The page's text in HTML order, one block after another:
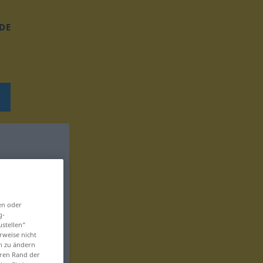
DE
oder
nicht
zu ändern
Rand der